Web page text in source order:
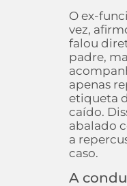
O ex-
vez,
falou
padre,
apenas
etiqueta
caído.
abalado
a
caso.
A